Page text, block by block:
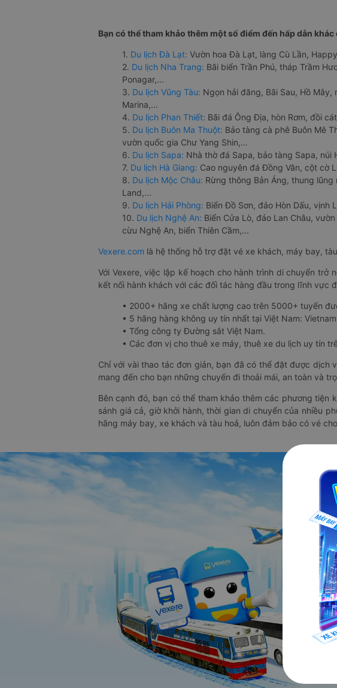
Bạn có thể tham khảo thêm một số điểm đến hấp dẫn
1. Du lịch Đà Lạt: Vườn hoa Đà Lạt, làng Cù Lần,
2. Du lịch Nha Trang: Bãi biển Trần Phú, tháp Trầm
Ponagar,...
3. Du lịch Vũng Tàu: Ngọn hải đăng, Bãi Sau, Hồ
Marina,...
4. Du lịch Phan Thiết: Bãi đá Ông Địa, hòn Rơm, đồi
5. Du lịch Buôn Ma Thuột: Bảo tàng cà phê Buôn Mê
vườn quốc gia Chư Yang Shin,...
6. Du lịch Sapa: Nhà thờ đá Sapa, bảo tàng Sapa, núi
7. Du lịch Hà Giang: Cao nguyên đá Đồng Văn, cột cờ
8. Du lịch Mộc Châu: Rừng thông Bản Áng, thung
Land,...
9. Du lịch Hải Phòng: Biển Đồ Sơn, đảo Hòn Dấu, vịnh
10. Du lịch Nghệ An: Biển Cửa Lò, đảo Lan Châu,
cừu Nghệ An, biển Thiên Cầm,...
Vexere.com là hệ thống hỗ trợ đặt vé xe khách, máy bay,
Với Vexere, việc lập kế hoạch cho hành trình di chuyển trở
kết nối hành khách với các đối tác hàng đầu trong lĩnh vực
• 2000+ hãng xe chất lượng cao trên 5000+ tuyến
• 5 hãng hàng không uy tín nhất tại Việt Nam:
• Tổng công ty Đường sắt Việt Nam.
• Các đơn vị cho thuê xe máy, thuê xe du lịch uy tín
Chỉ với vài thao tác đơn giản, bạn đã có thể đặt được dịch
mang đến cho bạn những chuyến đi thoải mái, an toàn và
Bên cạnh đó, bạn có thể tham khảo thêm các phương tiện
sánh giá cả, giờ khởi hành, thời gian di chuyển của nhiều
hãng máy bay, xe khách và tàu hoả, luôn đảm bảo có vé